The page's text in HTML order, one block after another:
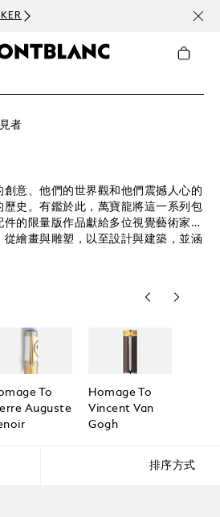
訂閱
者
意、他們的世界觀和他們震撼人心的
史。有鑑於此，萬寶龍將這一系列包
的限量版作品獻給多位視覺藝術家，
繪畫與雕塑，以至設計與建築，並涵
期、印象派時期及以後的各個時期。
To
Auguste
Homage To
Vincent Van
Gogh
排序方式